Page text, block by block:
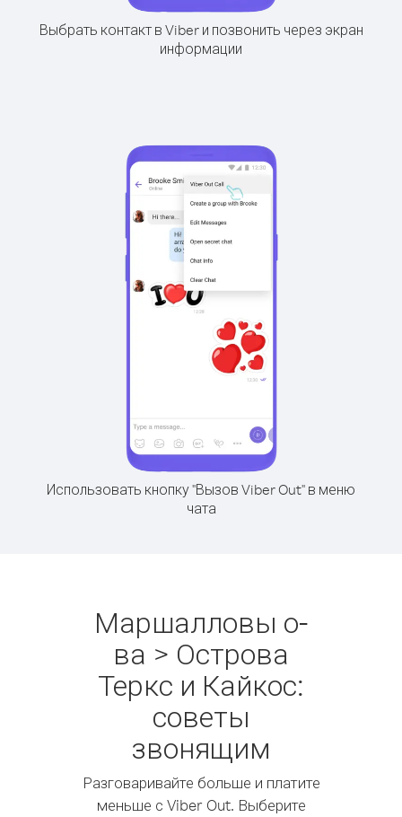
Выбрать контакт в Viber и позвонить через экран
информации
Использовать кнопку "Вызов Viber Out" в меню
чата
Маршалловы о-
ва > Острова
Теркс и Кайкос:
советы
звонящим
Разговаривайте больше и платите
меньше с Viber Out. Выберите